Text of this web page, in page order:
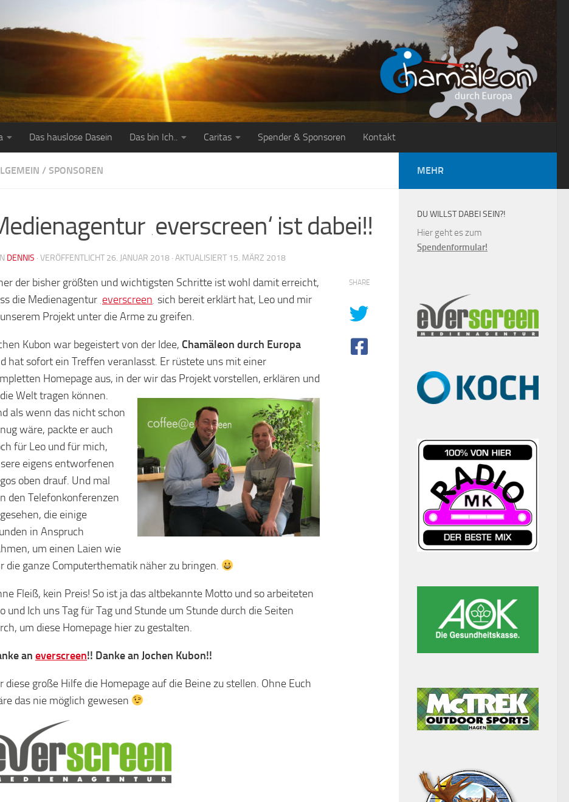
Das hauslose Dasein Das bin Ich.. Caritas Spender & Sponsoren Kontakt
/ SPONSOREN
‚everscreen‘ ist dabei!!
DENNIS · VERÖFFENTLICHT 26. JANUAR 2018 · AKTUALISIERT 15. MÄRZ 2018
der bisher größten und wichtigsten Schritte ist wohl damit erreicht,
die Medienagentur ‚ everscreen ‚ sich bereit erklärt hat, Leo und mir
Projekt unter die Arme zu greifen.
Kubon war begeistert von der Idee, Chamäleon durch Europa
hat sofort ein Treffen veranlasst. Er rüstete uns mit einer
Homepage aus, in der wir das Projekt vorstellen, erklären und
Welt tragen können.
als wenn das nicht schon
wäre, packte er auch
für Leo und für mich,
eigens entworfenen
oben drauf. Und mal
den Telefonkonferenzen
die einige
in Anspruch
um einen Laien wie
die ganze Computerthematik näher zu bringen.
Fleiß, kein Preis! So ist ja das altbekannte Motto und so arbeiteten
und Ich uns Tag für Tag und Stunde um Stunde durch die Seiten
um diese Homepage hier zu gestalten.
an everscreen!! Danke an Jochen Kubon!!
diese große Hilfe die Homepage auf die Beine zu stellen. Ohne Euch
das nie möglich gewesen
SHARE
MEHR
DU WILLST DABEI SEIN?!
Hier geht es zum
Spendenformular!